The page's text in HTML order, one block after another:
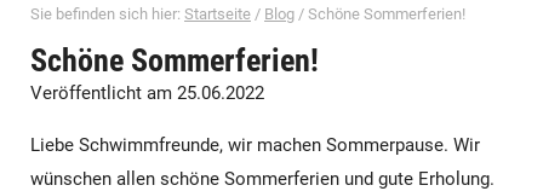
Sie befinden sich hier: Startseite / Blog / Schöne Sommerferien!
Schöne Sommerferien!
Veröffentlicht am 25.06.2022
Liebe Schwimmfreunde, wir machen Sommerpause. Wir
wünschen allen schöne Sommerferien und gute Erholung.